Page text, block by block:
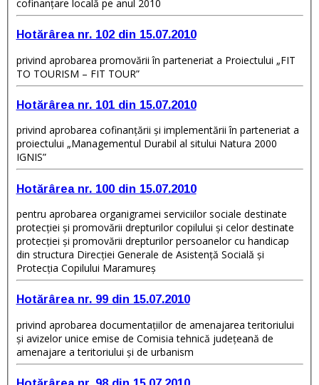
cofinanţare locală pe anul 2010
Hotărârea nr. 102 din 15.07.2010
privind aprobarea promovării în parteneriat a Proiectului „FIT
TO TOURISM – FIT TOUR”
Hotărârea nr. 101 din 15.07.2010
privind aprobarea cofinanţării şi implementării în parteneriat a
proiectului „Managementul Durabil al sitului Natura 2000
IGNIS”
Hotărârea nr. 100 din 15.07.2010
pentru aprobarea organigramei serviciilor sociale destinate
protecţiei şi promovării drepturilor copilului şi celor destinate
protecţiei şi promovării drepturilor persoanelor cu handicap
din structura Direcţiei Generale de Asistenţă Socială şi
Protecţia Copilului Maramureş
Hotărârea nr. 99 din 15.07.2010
privind aprobarea documentaţiilor de amenajarea teritoriului
şi avizelor unice emise de Comisia tehnică judeţeană de
amenajare a teritoriului şi de urbanism